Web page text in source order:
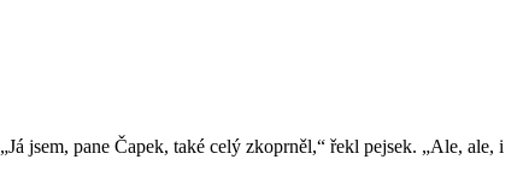
jsem, pane Čapek, také celý zkoprněl,“ řekl pejsek. „Ale, ale, i